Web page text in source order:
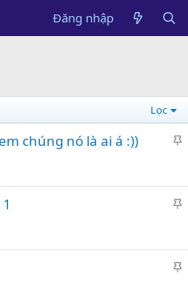
Đăng nhập
Lọc
l
ê
o
chúng nó là ai á :))
l
ê